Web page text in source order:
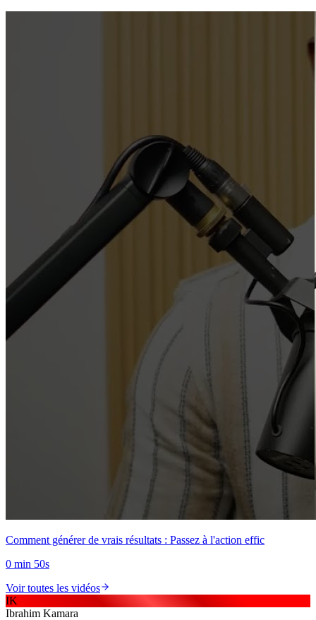
Comment générer de vrais résultats : Passez à l'action effic
0 min 50s
Voir toutes les vidéos
IK
Ibrahim Kamara